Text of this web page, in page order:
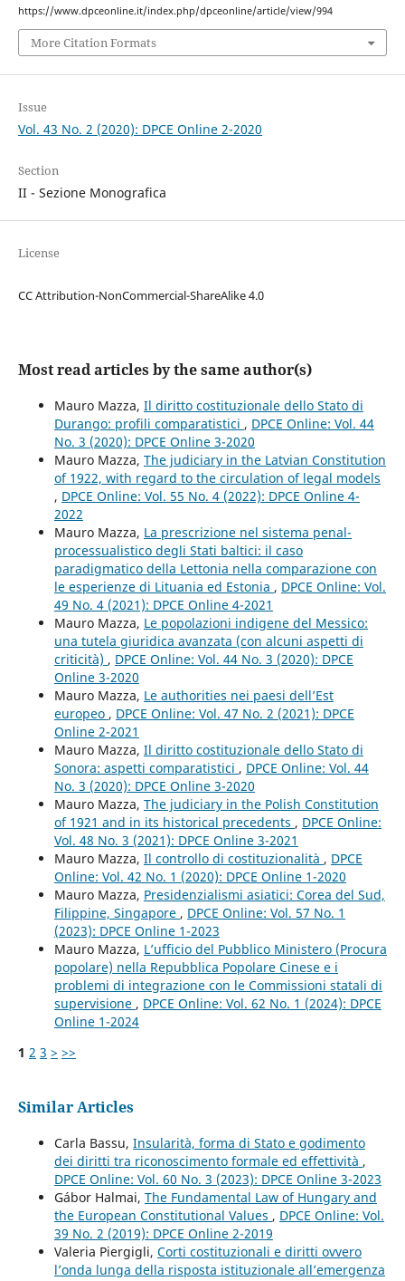
https://www.dpceonline.it/index.php/dpceonline/article/view/994
More Citation Formats
Issue
Vol. 43 No. 2 (2020): DPCE Online 2-2020
Section
II - Sezione Monografica
License
CC Attribution-NonCommercial-ShareAlike 4.0
Most read articles by the same author(s)
Mauro Mazza, Il diritto costituzionale dello Stato di
Durango: profili comparatistici , DPCE Online: Vol. 44
No. 3 (2020): DPCE Online 3-2020
Mauro Mazza, The judiciary in the Latvian Constitution
of 1922, with regard to the circulation of legal models
, DPCE Online: Vol. 55 No. 4 (2022): DPCE Online 4-
2022
Mauro Mazza, La prescrizione nel sistema penal-
processualistico degli Stati baltici: il caso
paradigmatico della Lettonia nella comparazione con
le esperienze di Lituania ed Estonia , DPCE Online: Vol.
49 No. 4 (2021): DPCE Online 4-2021
Mauro Mazza, Le popolazioni indigene del Messico:
una tutela giuridica avanzata (con alcuni aspetti di
criticità) , DPCE Online: Vol. 44 No. 3 (2020): DPCE
Online 3-2020
Mauro Mazza, Le authorities nei paesi dell’Est
europeo , DPCE Online: Vol. 47 No. 2 (2021): DPCE
Online 2-2021
Mauro Mazza, Il diritto costituzionale dello Stato di
Sonora: aspetti comparatistici , DPCE Online: Vol. 44
No. 3 (2020): DPCE Online 3-2020
Mauro Mazza, The judiciary in the Polish Constitution
of 1921 and in its historical precedents , DPCE Online:
Vol. 48 No. 3 (2021): DPCE Online 3-2021
Mauro Mazza, Il controllo di costituzionalità , DPCE
Online: Vol. 42 No. 1 (2020): DPCE Online 1-2020
Mauro Mazza, Presidenzialismi asiatici: Corea del Sud,
Filippine, Singapore , DPCE Online: Vol. 57 No. 1
(2023): DPCE Online 1-2023
Mauro Mazza, L’ufficio del Pubblico Ministero (Procura
popolare) nella Repubblica Popolare Cinese e i
problemi di integrazione con le Commissioni statali di
supervisione , DPCE Online: Vol. 62 No. 1 (2024): DPCE
Online 1-2024
1 2 3 > >>
Similar Articles
Carla Bassu, Insularità, forma di Stato e godimento
dei diritti tra riconoscimento formale ed effettività ,
DPCE Online: Vol. 60 No. 3 (2023): DPCE Online 3-2023
Gábor Halmai, The Fundamental Law of Hungary and
the European Constitutional Values , DPCE Online: Vol.
39 No. 2 (2019): DPCE Online 2-2019
Valeria Piergigli, Corti costituzionali e diritti ovvero
l’onda lunga della risposta istituzionale all’emergenza